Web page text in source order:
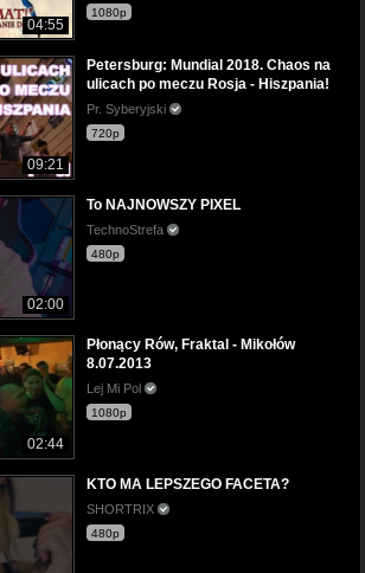
04:55
1080p
09:21
Petersburg: Mundial 2018. Chaos na
ulicach po meczu Rosja - Hiszpania!
Pr. Syberyjski
720p
02:00
To NAJNOWSZY PIXEL
TechnoStrefa
480p
02:44
Płonący Rów, Fraktal - Mikołów
8.07.2013
Lej Mi Pol
1080p
KTO MA LEPSZEGO FACETA?
SHORTRIX
480p